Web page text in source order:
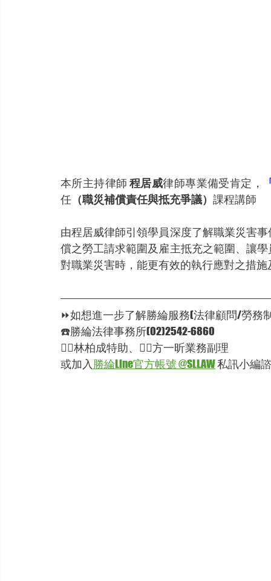
本所主持律師 程居威律師專業備受肯定，
任 （職災補償責任與抵充爭議） 課程講師
由程居威律師引領學員深度了解職業災害
償之勞工請求範圍及雇主抵充之範圍、讓
對職業災害時，能更有效的執行應對之措
⏩如想進一步了解勝綸服務(法律顧問/勞
☎️勝綸法律事務所(02)2542-6860
🦸‍♂林柏成特助、🦸‍♂方一昕業務副理
或加入 勝綸Line官方帳號 @SLLAW 私訊小編